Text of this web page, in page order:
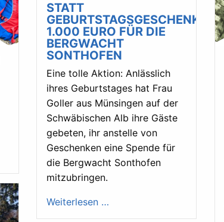
STATT
GEBURTSTAGSGESCHENKE:
1.000 EURO FÜR DIE
BERGWACHT
SONTHOFEN
Eine tolle Aktion: Anlässlich
ihres Geburtstages hat Frau
Goller aus Münsingen auf der
Schwäbischen Alb ihre Gäste
gebeten, ihr anstelle von
Geschenken eine Spende für
die Bergwacht Sonthofen
mitzubringen.
Weiterlesen …